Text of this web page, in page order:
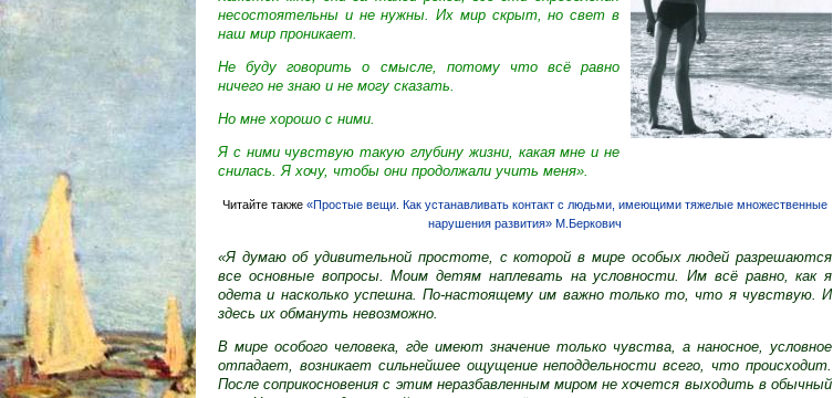
несостоятельны и не нужны.Их мир скрыт, но свет в
наш мир проникает.
Не буду говорить о смысле, потому что всё равно
ничего не знаю и не могу сказать.
Но мне хорошо с ними.
Я с ними чувствую такую глубину жизни, какая мне и не
снилась.Я хочу, чтобы они продолжали учить меня».
Читайте также «Простые вещи. Как устанавливать контакт с людьми, имеющими тяжелые множественные
нарушения развития» М.Беркович
«Я думаю об удивительной простоте, с которой в мире особых людей разрешаются
все основные вопросы. Моим детям наплевать на условности. Им всё равно, как я
одета и насколько успешна. По-настоящему им важно только то, что я чувствую. И
здесь их обмануть невозможно.
В мире особого человека, где имеют значение только чувства, а наносное, условное
отпадает, возникает сильнейшее ощущение неподдельности всего, что происходит.
После соприкосновения с этим неразбавленным миром не хочется выходить в обычный